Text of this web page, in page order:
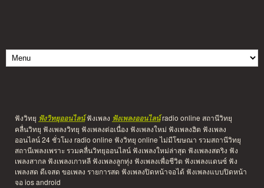
ฟังวิทยุ ฟังวิทยุออนไลน์ฟังเพลง ฟังเพลงออนไลน์radio online สถานีวิทยุ
คลื่นวิทยุ ฟังเพลงวิทยุ ฟังเพลงต่อเนื่อง ฟังเพลงใหม่ ฟังเพลงฮิต ฟังเพลง
ออนไลน์ 24 ชั่วโมง radio online ฟังวิทยุ online ไม่มีโฆษณา รวมสถานีวิทยุ
สถานีเพลงเพราะ รวมคลื่นวิทยุออนไลน์ ฟังเพลงใหม่ล่าสุด ฟังเพลงสตริง ฟัง
เพลงสากล ฟังเพลงเกาหลี ฟังเพลงลูกทุ่ง ฟังเพลงเพื่อชีวิต ฟังเพลงแดนซ์ ฟัง
เพลงสด ดีเจสด ขอเพลง รายการสด ฟังเพลงปิดหน้าจอได้ ฟังเพลงแบบปิดหน้า
จอ ios android